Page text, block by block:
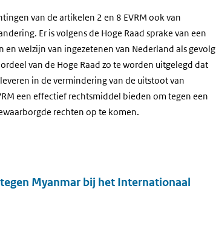
van de artikelen 2 en 8 EVRM ook van
Er is volgens de Hoge Raad sprake van een
welzijn van ingezetenen van Nederland als gevolg
van de Hoge Raad zo te worden uitgelegd dat
in de vermindering van de uitstoot van
een effectief rechtsmiddel bieden om tegen een
rechten op te komen.
Myanmar bij het Internationaal